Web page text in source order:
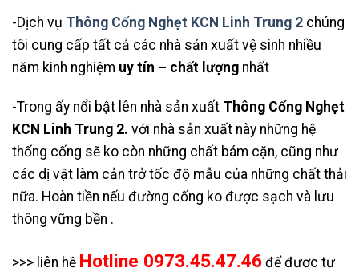
-Dịch vụ Thông Cống Nghẹt KCN Linh Trung 2 chúng
tôi cung cấp tất cả các nhà sản xuất vệ sinh nhiều
năm kinh nghiệm uy tín – chất lượng nhất
-Trong ấy nổi bật lên nhà sản xuất Thông Cống Nghẹt
KCN Linh Trung 2. với nhà sản xuất này những hệ
thống cống sẽ ko còn những chất bám cặn, cũng như
các dị vật làm cản trở tốc độ mẫu của những chất thải
nữa. Hoàn tiền nếu đường cống ko được sạch và lưu
thông vững bền .
>>> liên hệ Hotline 0973.45.47.46 để được tư